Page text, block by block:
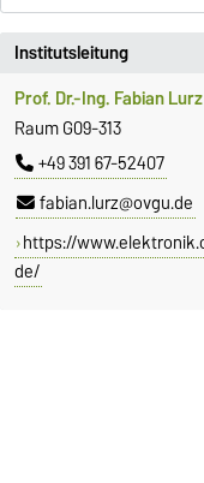
Institutsleitung
Prof. Dr.-Ing. Fabian Lurz
Raum G09-313
+49 391 67-52407
fabian.lurz@ovgu.de
https://
de/